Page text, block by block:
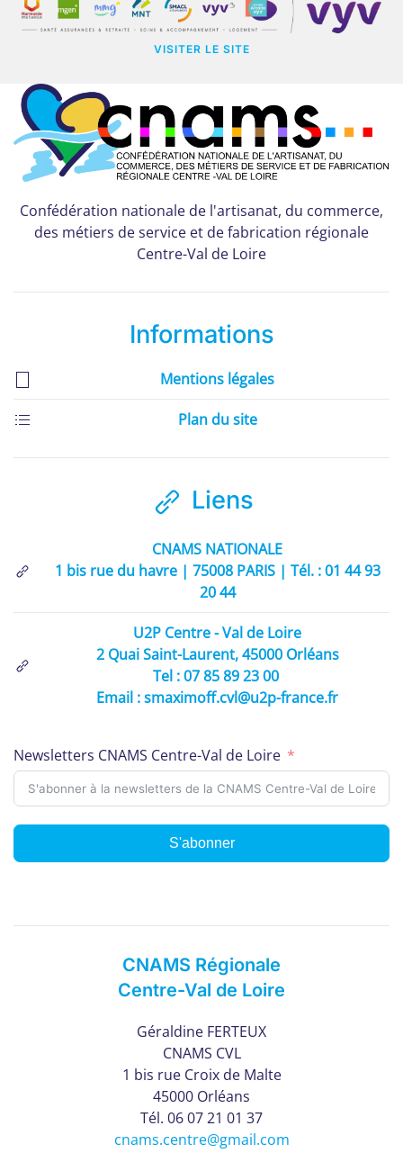
VISITER LE SITE
Confédération nationale de l'artisanat, du commerce,
des métiers de service et de fabrication régionale
Centre-Val de Loire
Informations
Mentions légales
Plan du site
Liens
CNAMS NATIONALE
1 bis rue du havre | 75008 PARIS | Tél. : 01 44 93
20 44
U2P Centre - Val de Loire
2 Quai Saint-Laurent, 45000 Orléans
Tel : 07 85 89 23 00
Email : smaximoff.cvl@u2p-france.fr
Newsletters CNAMS Centre-Val de Loire
S'abonner
CNAMS Régionale
Centre-Val de Loire
Géraldine FERTEUX
CNAMS CVL
1 bis rue Croix de Malte
45000 Orléans
Tél. 06 07 21 01 37
cnams.centre@gmail.com